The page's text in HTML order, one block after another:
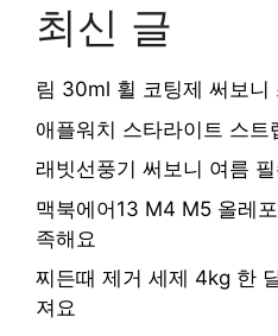
최신 글
림 30ml 휠 코팅제 써보니
애플워치 스타라이트 스트
래빗선풍기 써보니 여름
맥북에어13 M4 M5 올레
족해요
찌든때 제거 세제 4kg 한
져요